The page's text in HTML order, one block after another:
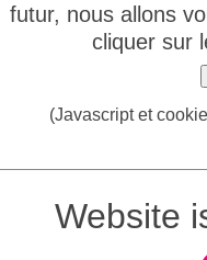
futur, nous allons
cliquer sur
(Javascript et
Website